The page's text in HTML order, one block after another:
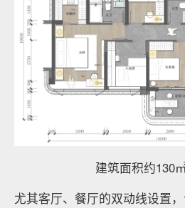
建筑面积约130
尤其客厅、餐厅的双动线设置